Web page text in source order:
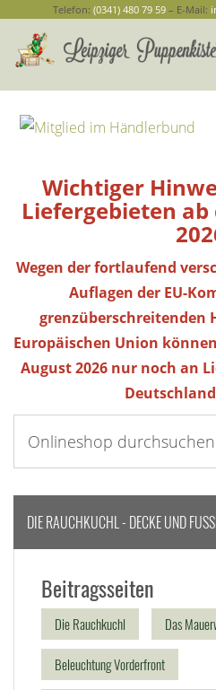
Telefon: (0341) 480 79 59– E-Mail:
Wichtiger
Liefergebieten
Wegen der fortlaufend
Auflagen der EU-
grenzüberschreitenden
Europäischen Union
August 2026 nur noch an
DIE RAUCHKUCHL - DECKE UND
Beitragsseiten
Die Rauchkuchl Das
Beleuchtung Vorderfront